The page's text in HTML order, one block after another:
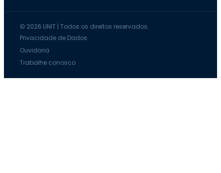
© 2026 UNIT | Todos os direitos reservados.
Privacidade de Dados
Ouvidoria
Trabalhe conosco